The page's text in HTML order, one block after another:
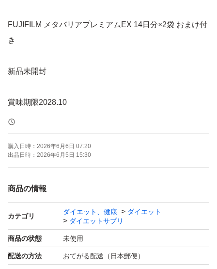
FUJIFILM メタバリアプレミアムEX 14日分×2袋 おまけ付
き
新品未開封
購入日時： 2026年6月6日 07:20
出品日時： 2026年6月5日 15:30
商品の情報
カテゴリ
ダイエット、健康
ダイエット
ダイエットサプリ
商品の状態 未使用
配送の方法 おてがる配送（日本郵便）